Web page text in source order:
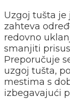
Uzgoj tušta je
zahteva
redovno
smanjiti
Preporučuje
uzgoj tušta,
mestima s
izbegavajući